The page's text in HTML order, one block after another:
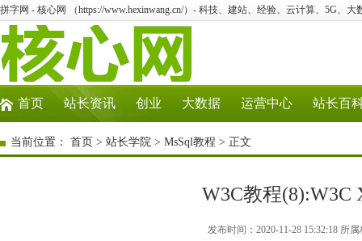
拼字网 - 核心网 （https://www.hexinwang.cn/）- 科技、建站、经验、云计算、5G、大
首页 站长资讯 创业 大数据 运营中心 站长百
当前位置： 首页 > 站长学院 > MsSql教程 > 正文
W3C教程(8):W3C
发布时间：2020-11-28 15:32:18 所